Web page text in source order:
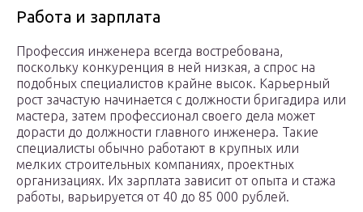
Работа и зарплата
Профессия инженера всегда востребована,
поскольку конкуренция в ней низкая, а спрос на
подобных специалистов крайне высок. Карьерный
рост зачастую начинается с должности бригадира или
мастера, затем профессионал своего дела может
дорасти до должности главного инженера. Такие
специалисты обычно работают в крупных или
мелких строительных компаниях, проектных
организациях. Их зарплата зависит от опыта и стажа
работы, варьируется от 40 до 85 000 рублей.